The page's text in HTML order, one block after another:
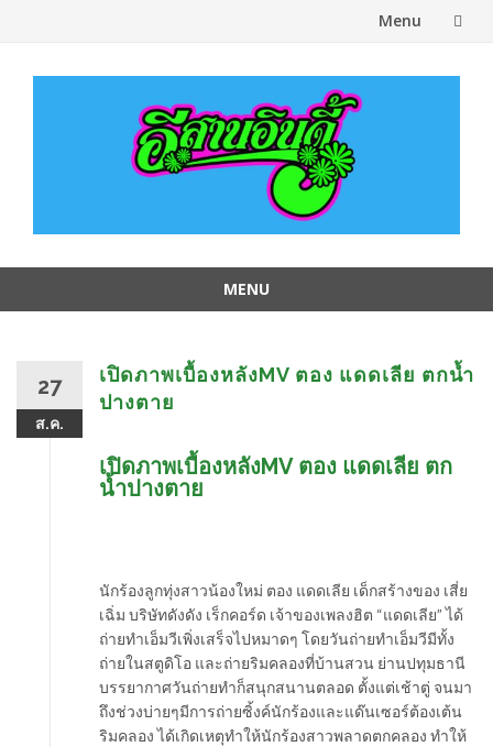
Menu
MENU
27
ส.ค.
เปิดภาพเบื้องหลังMV ตอง แดดเลีย ตกน้ำ
ปางตาย
เปิดภาพเบื้องหลังMV ตอง แดดเลีย ตก
น้ำปางตาย
นักร้องลูกทุ่งสาวน้องใหม่ ตอง แดดเลีย เด็กสร้างของ เสี่ย
เฉิ่ม บริษัทดังดัง เร็กคอร์ด เจ้าของเพลงฮิต “แดดเลีย” ได้
ถ่ายทำเอ็มวีเพิ่งเสร็จไปหมาดๆ โดยวันถ่ายทำเอ็มวีมีทั้ง
ถ่ายในสตูดิโอ และถ่ายริมคลองที่บ้านสวน ย่านปทุมธานี
บรรยากาศวันถ่ายทำก็สนุกสนานตลอด ตั้งแต่เช้าตู่ จนมา
ถึงช่วงบ่ายๆมีการถ่ายซิ้งค์นักร้องและแด๊นเซอร์ต้องเต้น
ริมคลอง ได้เกิดเหตุทำให้นักร้องสาวพลาดตกคลอง ทำให้